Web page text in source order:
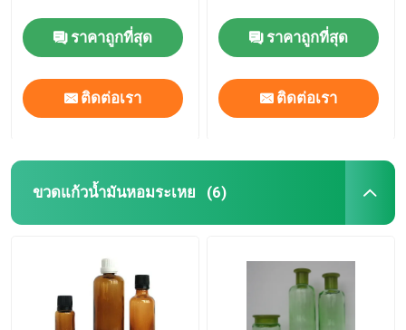
ราคาถูกที่สุด
ติดต่อเรา
ราคาถูกที่สุด
ติดต่อเรา
ขวดแก้วน้ำมันหอมระเหย (6)